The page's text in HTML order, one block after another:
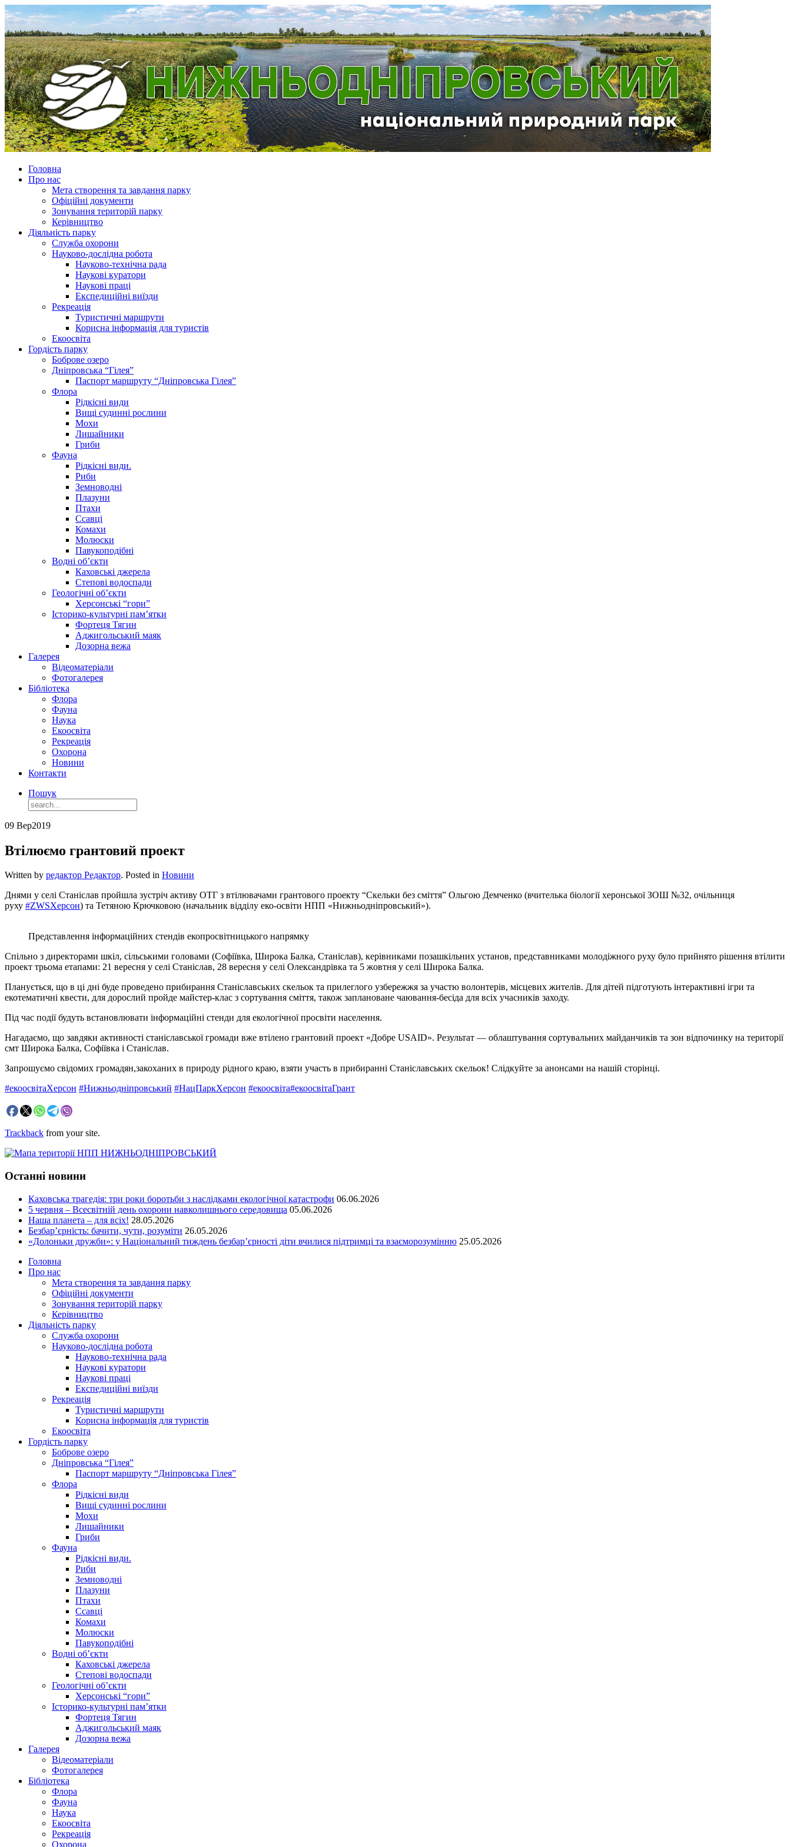
Головна
Про нас
Мета створення та завдання парку
Офіційні документи
Зонування територій парку
Керівництво
Діяльність парку
Служба охорони
Науково-дослідна робота
Науково-технічна рада
Наукові куратори
Наукові праці
Експедиційні виїзди
Рекреація
Туристичні маршрути
Корисна інформація для туристів
Екоосвіта
Гордість парку
Боброве озеро
Дніпровська “Гілея”
Паспорт маршруту “Дніпровська Гілея”
Флора
Рідкісні види
Вищі судинні рослини
Мохи
Лишайники
Гриби
Фауна
Рідкісні види.
Риби
Земноводні
Плазуни
Птахи
Ссавці
Комахи
Молюски
Павукоподібні
Водні об’єкти
Каховські джерела
Степові водоспади
Геологічні об’єкти
Херсонські “гори”
Історико-культурні пам’ятки
Фортеця Тягин
Аджигольський маяк
Дозорна вежа
Галерея
Відеоматеріали
Фотогалерея
Бібліотека
Флора
Фауна
Наука
Екоосвіта
Рекреація
Охорона
Новини
Контакти
Пошук
09 Вер2019
Втілюємо грантовий проект
Written by редактор Редактор. Posted in Новини
Днями у селі Станіслав пройшла зустріч активу ОТГ з втілювачами грантового проекту “Скельки без сміття” Ольгою Демченко (вчителька біології херонської ЗОШ №32, очільниця
руху #ZWSХерсон) та Тетяною Крючковою (начальник відділу еко-освіти НПП «Нижньодніпровський»).
Представлення інформаційних стендів екопросвітницького напрямку
Спільно з директорами шкіл, сільськими головами (Софіївка, Широка Балка, Станіслав), керівниками позашкільних установ, представниками молодіжного руху було прийнято рішення втілити
проект трьома етапами: 21 вересня у селі Станіслав, 28 вересня у селі Олександрівка та 5 жовтня у селі Широка Балка.
Планується, що в ці дні буде проведено прибирання Станіславських скельок та прилеглого узбережжя за участю волонтерів, місцевих жителів. Для дітей підготують інтерактивні ігри та
екотематичні квести, для дорослий пройде майстер-клас з сортування сміття, також заплановане чаювання-бесіда для всіх учасників заходу.
Під час події будуть встановлювати інформаційні стенди для екологічної просвіти населення.
Нагадаємо, що завдяки активності станіславської громади вже втілено грантовий проект «Добре USAID». Результат — облаштування сортувальних майданчиків та зон відпочинку на території
смт Широка Балка, Софіївка і Станіслав.
Запрошуємо свідомих громадян,закоханих в природу рідного краю, взяти участь в прибиранні Станіславських скельок! Слідкуйте за анонсами на нашій сторінці.
#екоосвітаХерсон #Нижньодніпровський #НацПаркХерсон #екоосвіта#екоосвітаГрант
Trackback from your site.
Останні новини
Каховська трагедія: три роки боротьби з наслідками екологічної катастрофи 06.06.2026
5 червня – Всесвітній день охорони навколишнього середовища 05.06.2026
Наша планета – для всіх! 28.05.2026
Безбар’єрність: бачити, чути, розуміти 26.05.2026
«Долоньки дружби»: у Національний тиждень безбар’єрності діти вчилися підтримці та взаєморозумінню 25.05.2026
Головна
Про нас
Мета створення та завдання парку
Офіційні документи
Зонування територій парку
Керівництво
Діяльність парку
Служба охорони
Науково-дослідна робота
Науково-технічна рада
Наукові куратори
Наукові праці
Експедиційні виїзди
Рекреація
Туристичні маршрути
Корисна інформація для туристів
Екоосвіта
Гордість парку
Боброве озеро
Дніпровська “Гілея”
Паспорт маршруту “Дніпровська Гілея”
Флора
Рідкісні види
Вищі судинні рослини
Мохи
Лишайники
Гриби
Фауна
Рідкісні види.
Риби
Земноводні
Плазуни
Птахи
Ссавці
Комахи
Молюски
Павукоподібні
Водні об’єкти
Каховські джерела
Степові водоспади
Геологічні об’єкти
Херсонські “гори”
Історико-культурні пам’ятки
Фортеця Тягин
Аджигольський маяк
Дозорна вежа
Галерея
Відеоматеріали
Фотогалерея
Бібліотека
Флора
Фауна
Наука
Екоосвіта
Рекреація
Охорона